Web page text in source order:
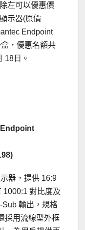
左可以優惠價
示器(原價
Endpoint
，優惠名額共
18日。
Endpoint
器，提供 16:9
1000:1 對比度及
Sub 輸出，規格
採用流線型外框